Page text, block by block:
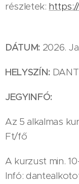
részletek:
DÁTUM: 2026.
HELYSZÍN:
JEGYINFÓ:
Az 5 alkalmas
Ft/fő
A kurzust min.
Infó: